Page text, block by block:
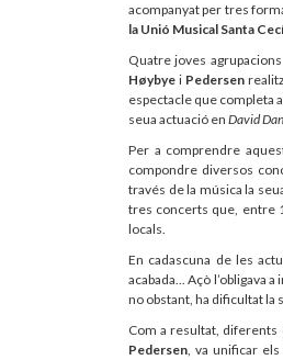
acompanyat per tres
la Unió Musical Santa
Quatre joves
Høybyei Pedersen
espectacle que completa
seua actuació en David
Per a comprendre
compondre diversos
través de la música la
tres concerts que, entre
locals.
En cadascuna de les
acabada... Açò l’obligava
no obstant, ha dificultat
Com a resultat,
Pedersen, va unificar